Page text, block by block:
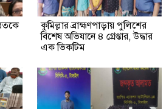
কুমিল্লার ব্রাহ্মণপাড়ায় পুলিশের
বিশেষ অভিযানে ৪ গ্রেপ্তার, উদ্ধার
এক ভিকটিম